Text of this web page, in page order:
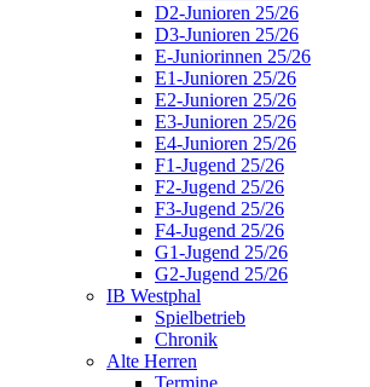
D2-Junioren 25/26
D3-Junioren 25/26
E-Juniorinnen 25/26
E1-Junioren 25/26
E2-Junioren 25/26
E3-Junioren 25/26
E4-Junioren 25/26
F1-Jugend 25/26
F2-Jugend 25/26
F3-Jugend 25/26
F4-Jugend 25/26
G1-Jugend 25/26
G2-Jugend 25/26
IB Westphal
Spielbetrieb
Chronik
Alte Herren
Termine